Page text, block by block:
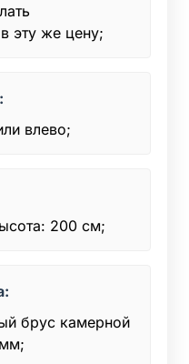
эту же цену;
влево;
200 см;
брус камерной